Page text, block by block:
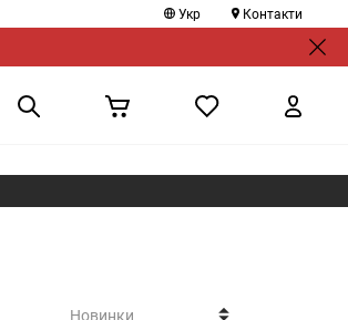
Укр Контакти